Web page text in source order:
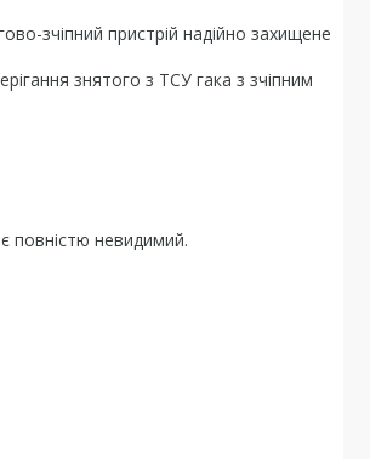
зчіпний пристрій надійно захищене
знятого з ТСУ гака з зчіпним
повністю невидимий.